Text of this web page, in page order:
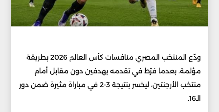
ودّع المنتخب المصري منافسات كأس العالم 2026 بطريقة
مؤلمة، بعدما فرّط في تقدمه بهدفين دون مقابل أمام
منتخب الأرجنتين، ليخسر بنتيجة 3-2 في مباراة مثيرة ضمن دور
الـ16.